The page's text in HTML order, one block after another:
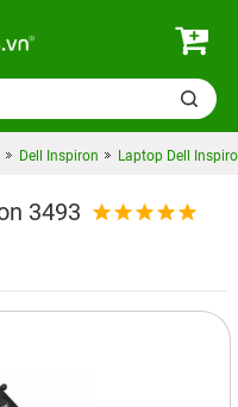
Dell Inspiron Laptop Dell
3493